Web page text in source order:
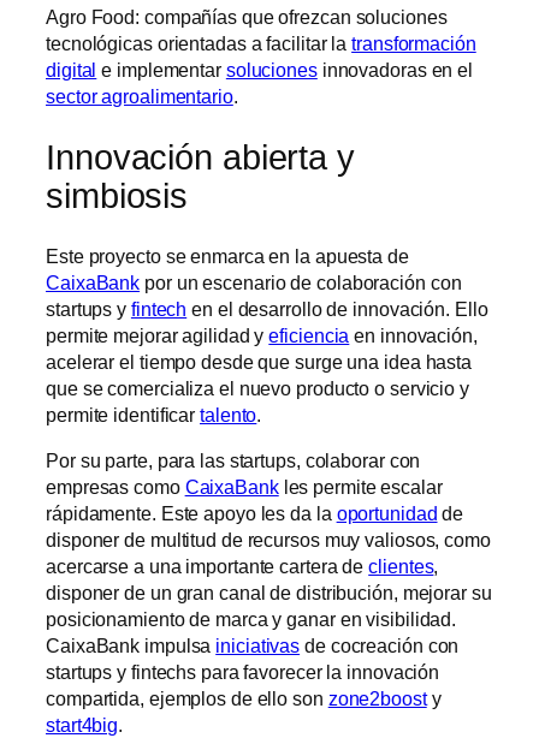
Agro Food: compañías que ofrezcan soluciones
tecnológicas orientadas a facilitar latransformación
digital e implementar solucionesinnovadoras en el
sector agroalimentario.
Innovación abierta y
simbiosis
Este proyecto se enmarca en la apuesta de
CaixaBank por un escenario de colaboración con
startups y fintech en el desarrollo de innovación. Ello
permite mejorar agilidad yeficiencia en innovación,
acelerar el tiempo desde que surge una idea hasta
que se comercializa el nuevo producto o servicio y
permite identificartalento.
Por su parte, para las startups, colaborar con
empresas como CaixaBankles permite escalar
rápidamente. Este apoyo les da la oportunidad de
disponer de multitud de recursos muy valiosos, como
acercarse a una importante cartera declientes,
disponer de un gran canal de distribución, mejorar su
posicionamiento de marca y ganar en visibilidad.
CaixaBank impulsa iniciativas de cocreación con
startups y fintechs para favorecer la innovación
compartida, ejemplos de ello son zone2boosty
start4big.